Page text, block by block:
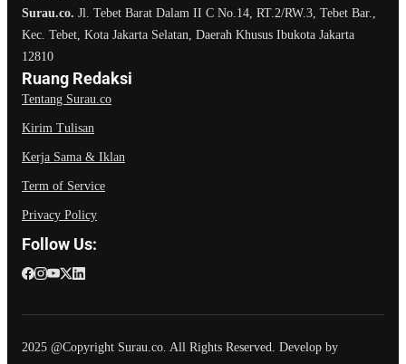
Surau.co. Jl. Tebet Barat Dalam II C No.14, RT.2/RW.3, Tebet Bar.,
Kec. Tebet, Kota Jakarta Selatan, Daerah Khusus Ibukota Jakarta
12810
Ruang Redaksi
Tentang Surau.co
Kirim Tulisan
Kerja Sama & Iklan
Term of Service
Privacy Policy
Follow Us:
2025 @Copyright Surau.co. All Rights Reserved. Develop by